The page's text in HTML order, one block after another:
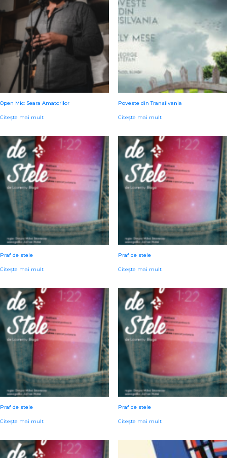
Open Mic: Seara Amatorilor
Citește mai mult
Poveste din Transilvania
Citește mai mult
Praf de stele
Citește mai mult
Praf de stele
Citește mai mult
Praf de stele
Citește mai mult
Praf de stele
Citește mai mult